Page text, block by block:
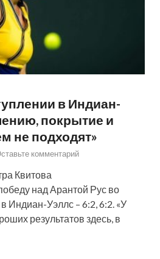
в Индиан-
покрытие и
не подходят»
комментарий
Квитова
над Арантой Рус во
Индиан-Уэллс – 6:2, 6:2. «У
результатов здесь, в